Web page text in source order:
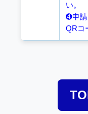
い。
➍申請
QRコ